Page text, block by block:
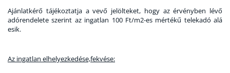
Ajánlatkérő tájékoztatja a vevő jelölteket, hogy az érvényben lévő
adórendelete szerint az ingatlan 100 Ft/m2-es mértékű telekadó alá
esik.
Az ingatlan elhelyezkedése,fekvése: